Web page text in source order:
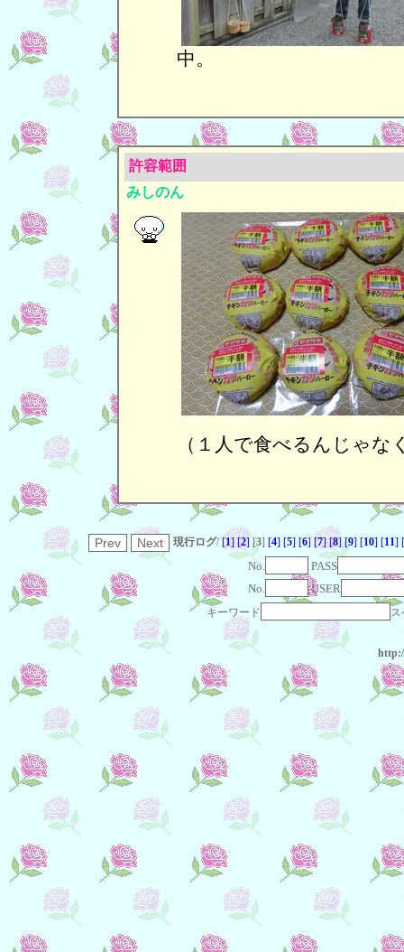
中
許容範囲
みしのん
（１人で食べるんじゃ
現行ログ/ [1] [2][3] [4] [5] [6] [7] [8] [9] [10] [11] [
No.
PASS
No.
USER
キーワード